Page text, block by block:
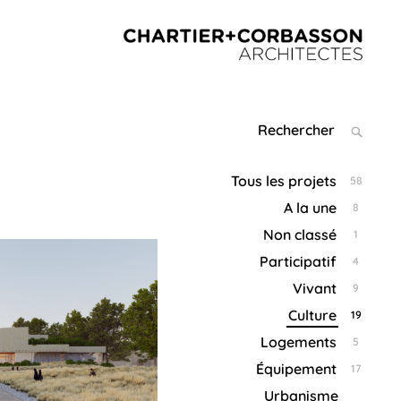
Tous les projets 58
A la une 8
Non classé 1
Participatif 4
Vivant 9
Culture 19
Logements 5
Équipement 17
Urbanisme